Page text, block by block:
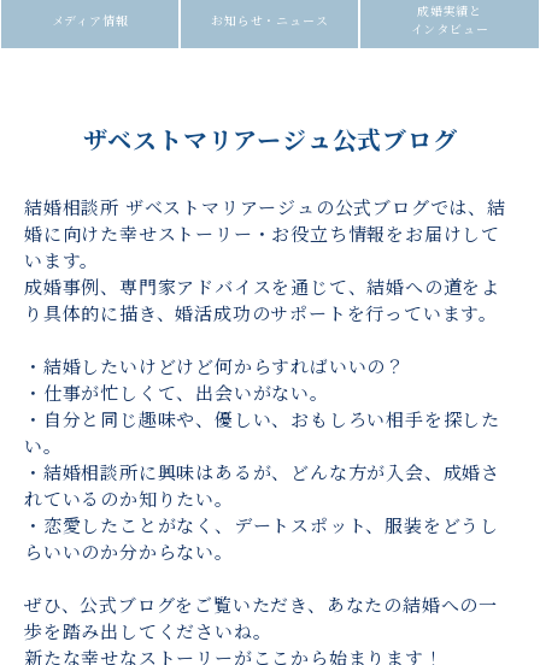
メディア情報 お知らせ・ニュース
成婚実績と
インタビュー
ザベストマリアージュ公式ブログ
結婚相談所 ザベストマリアージュの公式ブログでは、結
婚に向けた幸せストーリー・お役立ち情報をお届けして
います。
成婚事例、専門家アドバイスを通じて、結婚への道をよ
り具体的に描き、婚活成功のサポートを行っています。
・結婚したいけどけど何からすればいいの？
・仕事が忙しくて、出会いがない。
・自分と同じ趣味や、優しい、おもしろい相手を探した
い。
・結婚相談所に興味はあるが、どんな方が入会、成婚さ
れているのか知りたい。
・恋愛したことがなく、デートスポット、服装をどうし
らいいのか分からない。
ぜひ、公式ブログをご覧いただき、あなたの結婚への一
歩を踏み出してくださいね。
新たな幸せなストーリーがここから始まります！